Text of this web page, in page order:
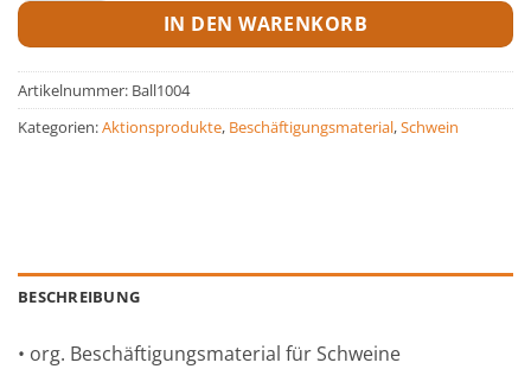
IN DEN WARENKORB
Artikelnummer: Ball1004
Kategorien:Aktionsprodukte, Beschäftigungsmaterial,Schwein
BESCHREIBUNG
• org. Beschäftigungsmaterial für Schweine